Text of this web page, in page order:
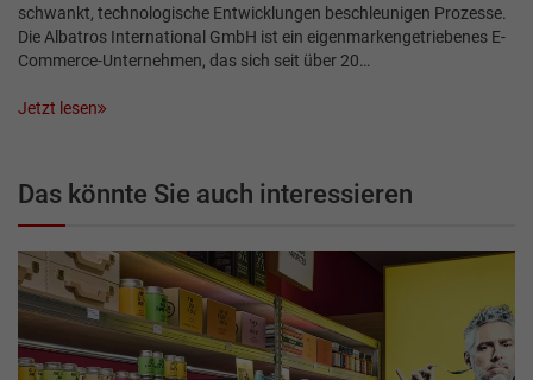
schwankt, technologische Entwicklungen beschleunigen Prozesse.
Die Albatros International GmbH ist ein eigenmarkengetriebenes E-
Commerce-Unternehmen, das sich seit über 20…
Jetzt lesen
Das könnte Sie auch interessieren